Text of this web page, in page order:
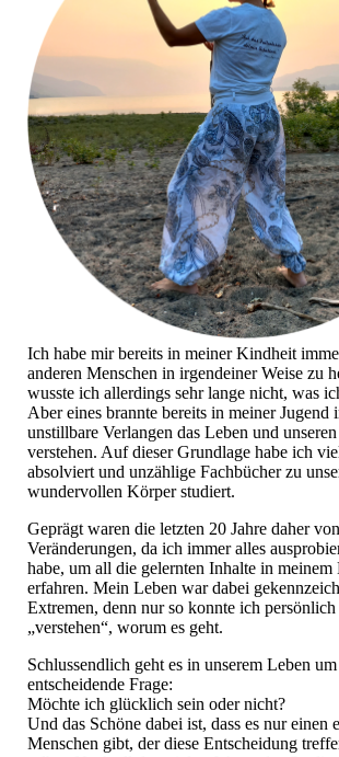
Ich habe mir bereits in meiner Kindheit
anderen Menschen in irgendeiner Weise zu
wusste ich allerdings sehr lange nicht, was
Aber eines brannte bereits in meiner Jugend
unstillbare Verlangen das Leben und
verstehen. Auf dieser Grundlage habe ich
absolviert und unzählige Fachbücher zu
wundervollen Körper studiert.
Geprägt waren die letzten 20 Jahre daher
Veränderungen, da ich immer alles
habe, um all die gelernten Inhalte in meinem
erfahren. Mein Leben war dabei
Extremen, denn nur so konnte ich
„verstehen“, worum es geht.
Schlussendlich geht es in unserem Leben
entscheidende Frage:
Möchte ich glücklich sein oder nicht?
Und das Schöne dabei ist, dass es nur einen
Menschen gibt, der diese Entscheidung